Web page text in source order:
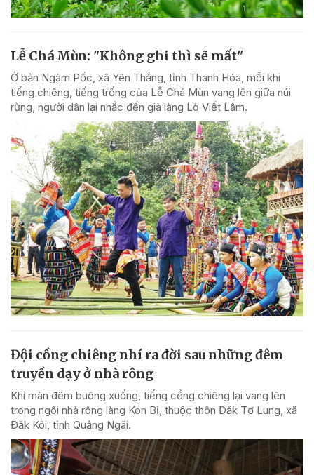
Lễ Chá Mùn: "Không ghi thì sẽ mất"
Ở bản Ngàm Pốc, xã Yên Thắng, tỉnh Thanh Hóa, mỗi khi
tiếng chiêng, tiếng trống của Lễ Chá Mùn vang lên giữa núi
rừng, người dân lại nhắc đến già làng Lò Viết Lâm.
Đội cồng chiêng nhí ra đời sau những đêm
truyền dạy ở nhà rông
Khi màn đêm buông xuống, tiếng cồng chiêng lại vang lên
trong ngôi nhà rông làng Kon Bỉ, thuộc thôn Đăk Tơ Lung, xã
Đăk Kôi, tỉnh Quảng Ngãi.